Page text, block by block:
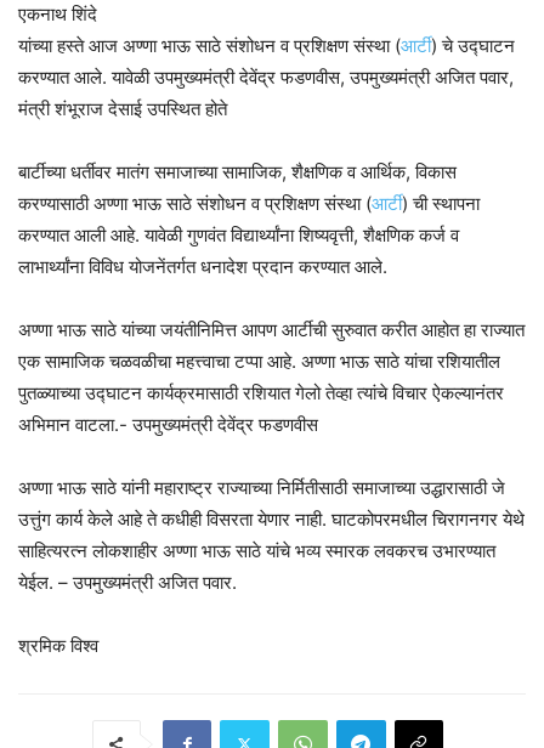
एकनाथ शिंदे
यांच्या हस्ते आज अण्णा भाऊ साठे संशोधन व प्रशिक्षण संस्था (आर्टी) चे उद्घाटन
करण्यात आले. यावेळी उपमुख्यमंत्री देवेंद्र फडणवीस, उपमुख्यमंत्री अजित पवार,
मंत्री शंभूराज देसाई उपस्थित होते
बार्टीच्या धर्तीवर मातंग समाजाच्या सामाजिक, शैक्षणिक व आर्थिक, विकास
करण्यासाठी अण्णा भाऊ साठे संशोधन व प्रशिक्षण संस्था (आर्टी) ची स्थापना
करण्यात आली आहे. यावेळी गुणवंत विद्यार्थ्यांना शिष्यवृत्ती, शैक्षणिक कर्ज व
लाभार्थ्यांना विविध योजनेंतर्गत धनादेश प्रदान करण्यात आले.
अण्णा भाऊ साठे यांच्या जयंतीनिमित्त आपण आर्टीची सुरुवात करीत आहोत हा राज्यात
एक सामाजिक चळवळीचा महत्त्वाचा टप्पा आहे. अण्णा भाऊ साठे यांचा रशियातील
पुतळ्याच्या उद्घाटन कार्यक्रमासाठी रशियात गेलो तेव्हा त्यांचे विचार ऐकल्यानंतर
अभिमान वाटला.- उपमुख्यमंत्री देवेंद्र फडणवीस
अण्णा भाऊ साठे यांनी महाराष्ट्र राज्याच्या निर्मितीसाठी समाजाच्या उद्धारासाठी जे
उत्तुंग कार्य केले आहे ते कधीही विसरता येणार नाही. घाटकोपरमधील चिरागनगर येथे
साहित्यरत्न लोकशाहीर अण्णा भाऊ साठे यांचे भव्य स्मारक लवकरच उभारण्यात
येईल. – उपमुख्यमंत्री अजित पवार.
श्रमिक विश्व